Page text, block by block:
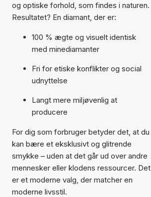
og optiske forhold, som findes i naturen.
Resultatet? En diamant, der er:
100 % ægte og visuelt identisk
med minediamanter
Fri for etiske konflikter og social
udnyttelse
Langt mere miljøvenlig at
producere
For dig som forbruger betyder det, at du
kan bære et eksklusivt og glitrende
smykke – uden at det går ud over andre
mennesker eller klodens ressourcer. Det
er et moderne valg, der matcher en
moderne livsstil.